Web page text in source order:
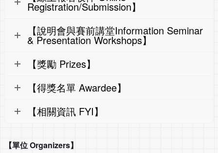
Registration/Submission】
【說明會與賽前講堂Information Seminar
& Presentation Workshops】
【獎勵 Prizes】
【得獎名單 Awardee】
【相關資訊 FYI】
【單位 Organizers】